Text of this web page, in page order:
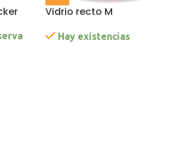
Vidrio recto M
Hay existencias